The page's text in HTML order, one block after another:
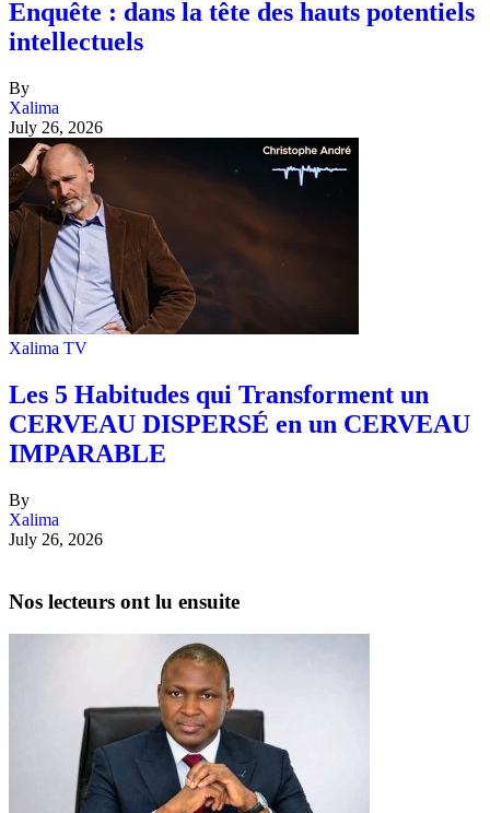
Enquête : dans la tête des hauts potentiels
intellectuels
By
Xalima
July 26, 2026
Xalima TV
Les 5 Habitudes qui Transforment un
CERVEAU DISPERSÉ en un CERVEAU
IMPARABLE
By
Xalima
July 26, 2026
Nos lecteurs ont lu ensuite